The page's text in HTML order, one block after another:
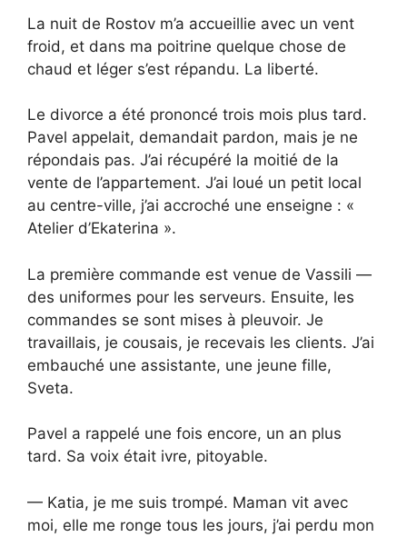
La nuit de Rostov m’a accueillie avec un vent
froid, et dans ma poitrine quelque chose de
chaud et léger s’est répandu. La liberté.
Le divorce a été prononcé trois mois plus tard.
Pavel appelait, demandait pardon, mais je ne
répondais pas. J’ai récupéré la moitié de la
vente de l’appartement. J’ai loué un petit local
au centre-ville, j’ai accroché une enseigne : «
Atelier d’Ekaterina ».
La première commande est venue de Vassili —
des uniformes pour les serveurs. Ensuite, les
commandes se sont mises à pleuvoir. Je
travaillais, je cousais, je recevais les clients. J’ai
embauché une assistante, une jeune fille,
Sveta.
Pavel a rappelé une fois encore, un an plus
tard. Sa voix était ivre, pitoyable.
— Katia, je me suis trompé. Maman vit avec
moi, elle me ronge tous les jours, j’ai perdu mon